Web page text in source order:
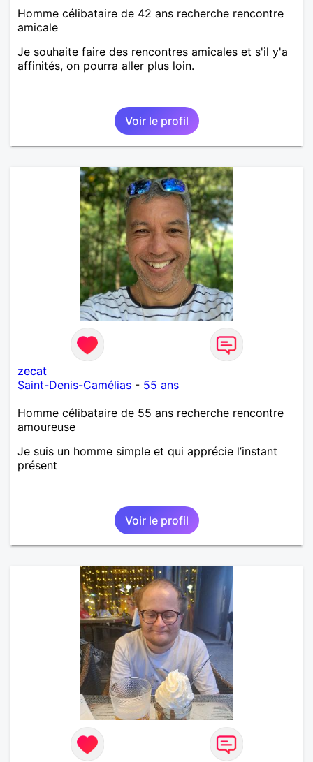
Homme célibataire de 42 ans recherche rencontre
amicale
Je souhaite faire des rencontres amicales et s'il y'a
affinités, on pourra aller plus loin.
Voir le profil
zecat
Saint-Denis-Camélias - 55 ans
Homme célibataire de 55 ans recherche rencontre
amoureuse
Je suis un homme simple et qui apprécie l’instant
présent
Voir le profil